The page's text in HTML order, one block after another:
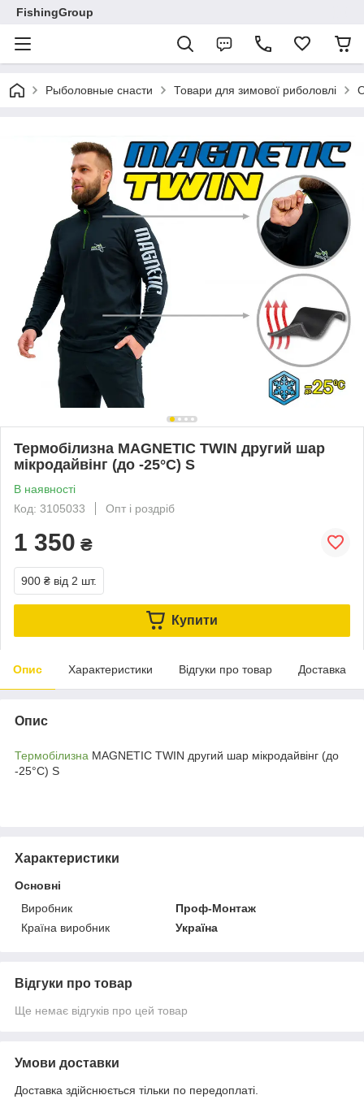
FishingGroup
Рыболовные снасти Товари для зимової риболовлі
Термобілизна MAGNETIC TWIN другий шар
мікродайвінг (до -25°С) S
В наявності
Код: 3105033
Опт і роздріб
1 350 ₴
900 ₴ від 2 шт.
Купити
Опис Характеристики Відгуки про товар Доставка
Опис
Термобілизна MAGNETIC TWIN другий шар мікродайвінг (до
-25°С) S
Характеристики
Основні
Виробник
Проф-Монтаж
Країна виробник
Україна
Відгуки про товар
Ще немає відгуків про цей товар
Умови доставки
Доставка здійснюється тільки по передоплаті.